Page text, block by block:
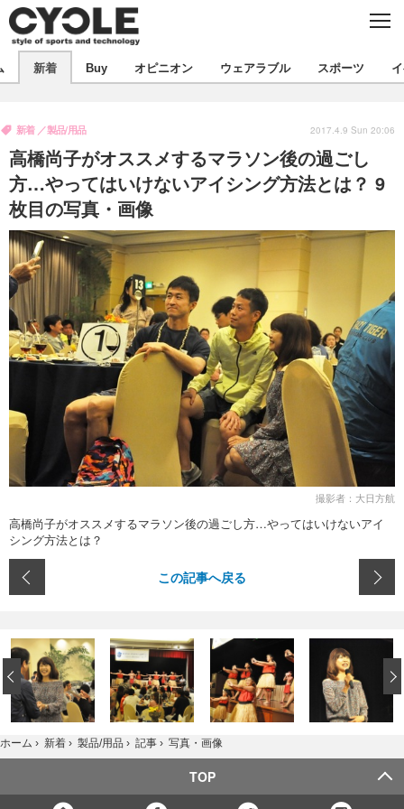
C
E
製品/用品
衣類
飲食
バックナンバー
コラム
インプレ
ボイス
デバイス
ビジネス
国内
海外
スポーツ
短信
選手
写真
動画
イベント
試乗会
スポーツ
ツアー
文化
エンタメ
芸能
出版／映画
話題
ファッション
デザイン
写真
動画
ライフ
社会
政治
ハウツー
新着 Buy オピニオン ウェアラブル スポーツ
高橋尚子がオススメするマラソン後の過ごし
方…やってはいけないアイシング方法とは？ 9
枚目の写真・画像
新着 製品/用品 2017.4.9 Sun 20:06
撮影者：大日方航
高橋尚子がオススメするマラソン後の過ごし方…やってはいけないアイ
シング方法とは？
この記事へ戻る
‹
ホーム › 新着 › 製品/用品 › 記事 › 写真・画像
TOP